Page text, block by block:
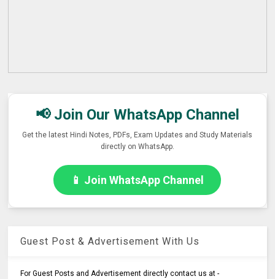
📢 Join Our WhatsApp Channel
Get the latest Hindi Notes, PDFs, Exam Updates and Study Materials
directly on WhatsApp.
📱 Join WhatsApp Channel
Guest Post & Advertisement With Us
For Guest Posts and Advertisement directly contact us at -